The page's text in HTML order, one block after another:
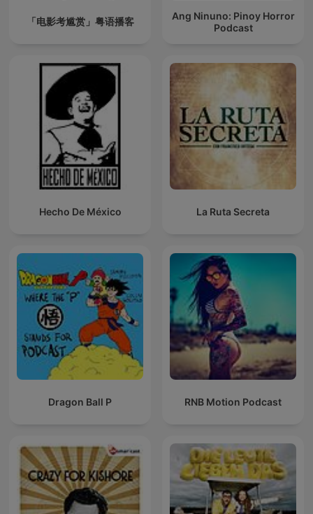
「电影考尴赏」粤语播客
Ang Ninuno: Pinoy Horror
Podcast
Hecho De México La Ruta Secreta
Dragon Ball P RNB Motion Podcast